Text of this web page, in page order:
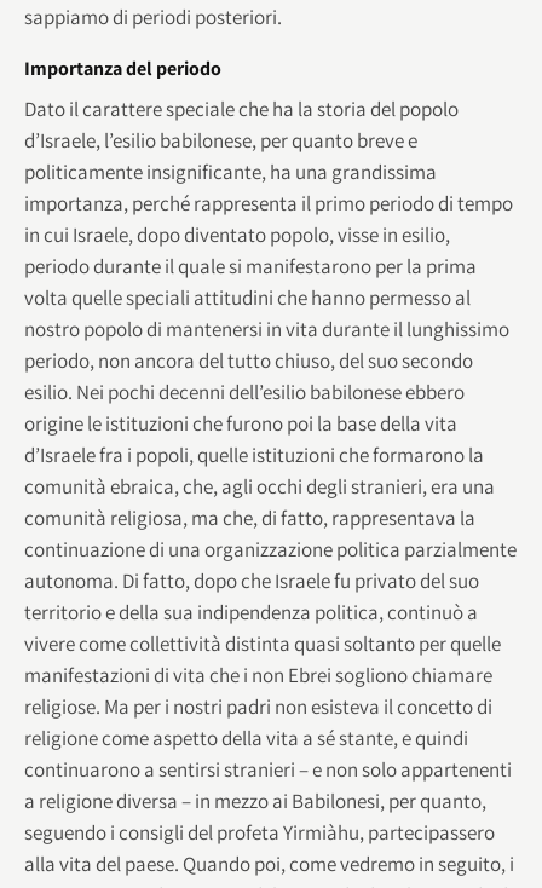
sappiamo di periodi posteriori.
Importanza del periodo
Dato il carattere speciale che ha la storia del popolo
d’Israele, l’esilio babilonese, per quanto breve e
politicamente insignificante, ha una grandissima
importanza, perché rappresenta il primo periodo di tempo
in cui Israele, dopo diventato popolo, visse in esilio,
periodo durante il quale si manifestarono per la prima
volta quelle speciali attitudini che hanno permesso al
nostro popolo di mantenersi in vita durante il lunghissimo
periodo, non ancora del tutto chiuso, del suo secondo
esilio. Nei pochi decenni dell’esilio babilonese ebbero
origine le istituzioni che furono poi la base della vita
d’Israele fra i popoli, quelle istituzioni che formarono la
comunità ebraica, che, agli occhi degli stranieri, era una
comunità religiosa, ma che, di fatto, rappresentava la
continuazione di una organizzazione politica parzialmente
autonoma. Di fatto, dopo che Israele fu privato del suo
territorio e della sua indipendenza politica, continuò a
vivere come collettività distinta quasi soltanto per quelle
manifestazioni di vita che i non Ebrei sogliono chiamare
religiose. Ma per i nostri padri non esisteva il concetto di
religione come aspetto della vita a sé stante, e quindi
continuarono a sentirsi stranieri – e non solo appartenenti
a religione diversa – in mezzo ai Babilonesi, per quanto,
seguendo i consigli del profeta Yirmiàhu, partecipassero
alla vita del paese. Quando poi, come vedremo in seguito, i